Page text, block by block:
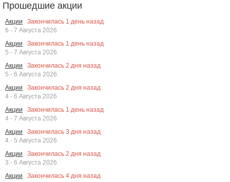
Прошедшие акции
Акции Закончилась 1 день назад
6 - 7 Августа 2026
Акции
Закончилась 1 день назад
5 - 7 Августа 2026
Акции
Закончилась 2 дня назад
5 - 6 Августа 2026
Акции
Закончилась 2 дня назад
4 - 6 Августа 2026
Акции
Закончилась 1 день назад
4 - 7 Августа 2026
Акции
Закончилась 3 дня назад
4 - 5 Августа 2026
Акции
Закончилась 2 дня назад
3 - 6 Августа 2026
Акции
Закончилась 4 дня назад